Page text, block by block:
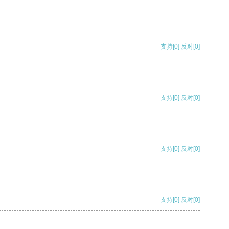
支持[0] 反对[0]
支持[0] 反对[0]
支持[0] 反对[0]
支持[0] 反对[0]